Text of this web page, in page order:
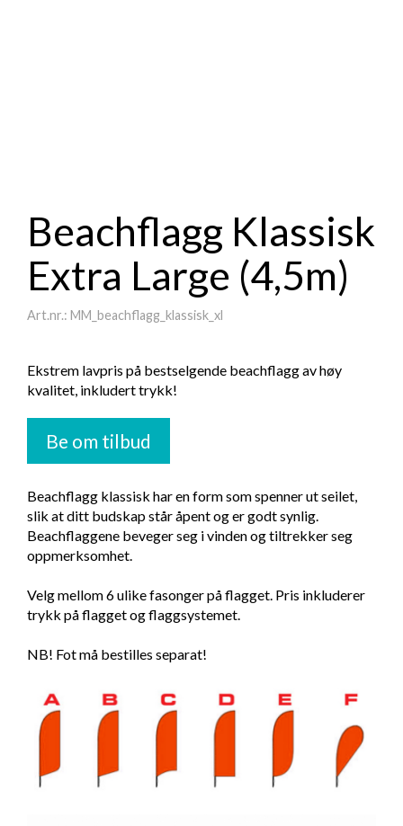
Beachflagg Klassisk
Extra Large (4,5m)
Art.nr.: MM_beachflagg_klassisk_xl
Ekstrem lavpris på bestselgende beachflagg av høy
kvalitet, inkludert trykk!
Be om tilbud
Beachflagg klassisk har en form som spenner ut seilet,
slik at ditt budskap står åpent og er godt synlig.
Beachflaggene beveger seg i vinden og tiltrekker seg
oppmerksomhet.
Velg mellom 6 ulike fasonger på flagget. Pris inkluderer
trykk på flagget og flaggsystemet.
NB! Fot må bestilles separat!